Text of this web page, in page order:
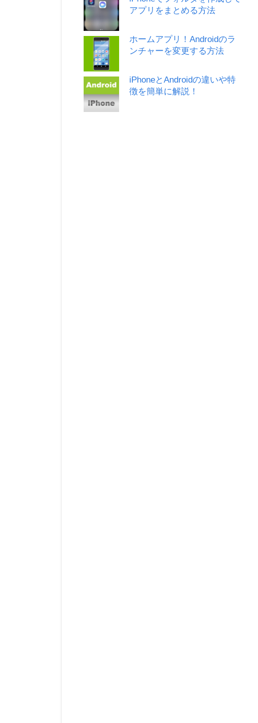
アプリをまとめる方法
ホームアプリ！Androidのラ
ンチャーを変更する方法
iPhoneとAndroidの違いや特
徴を簡単に解説！